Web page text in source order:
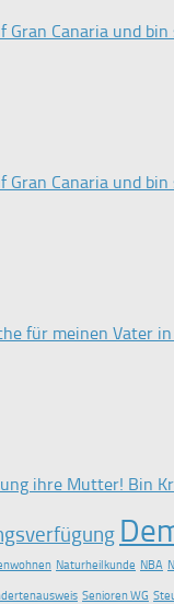
Gran Canaria und
Gran Canaria und
für meinen Vater
ihre Mutter! Bin
Naturheilkunde NBA
Senioren WG